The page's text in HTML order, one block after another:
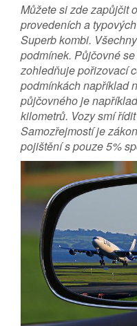
Můžete si zde zapůjčit
provedeních a
Superb kombi.
podmínek. Půjčovné
zohledňuje pořizovací
podmínkách například
půjčovného je
kilometrů. Vozy smí
Samozřejmostí je
pojištění s pouze 5%